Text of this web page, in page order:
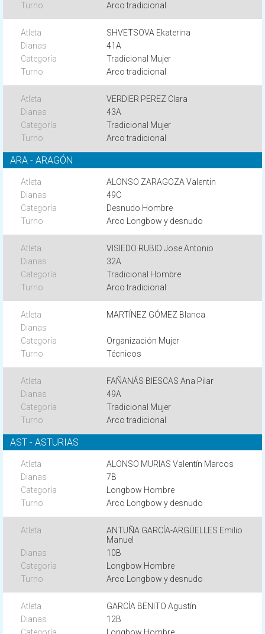
Arco tradicional
SHVETSOVA Ekaterina
41A
Tradicional Mujer
Arco tradicional
VERDIER PEREZ Clara
43A
Tradicional Mujer
Arco tradicional
ARA - ARAGÓN
ALONSO ZARAGOZA Valentin
49C
Desnudo Hombre
Arco Longbow y desnudo
VISIEDO RUBIO Jose Antonio
32A
Tradicional Hombre
Arco tradicional
MARTÍNEZ GÓMEZ Blanca
Organización Mujer
Técnicos
FAÑANÁS BIESCAS Ana Pilar
49A
Tradicional Mujer
Arco tradicional
AST - ASTURIAS
ALONSO MURIAS Valentín Marcos
7B
Longbow Hombre
Arco Longbow y desnudo
ANTUÑA GARCÍA-ARGÜELLES Emilio
Manuel
10B
Longbow Hombre
Arco Longbow y desnudo
GARCÍA BENITO Agustín
12B